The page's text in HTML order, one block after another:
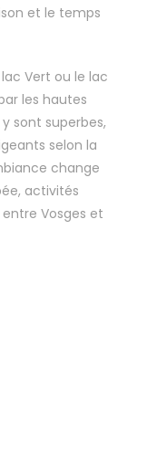
et le temps
Vert ou le lac
les hautes
sont superbes,
selon la
change
activités
Vosges et